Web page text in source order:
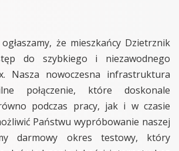
że mieszkańcy Dzietrznik
do szybkiego i niezawodnego
Nasza nowoczesna infrastruktura
połączenie, które doskonale
podczas pracy, jak i w czasie
Państwu wypróbowanie naszej
darmowy okres testowy, który